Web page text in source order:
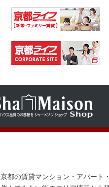
京都の賃貸マンション・アパート